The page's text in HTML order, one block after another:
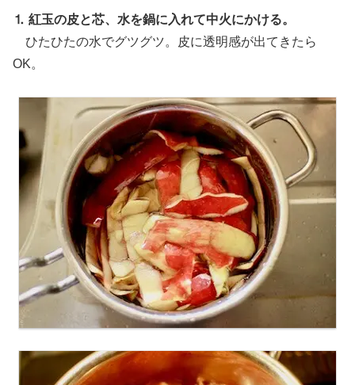
⒈ 紅玉の皮と芯、水を鍋に入れて中火にかける。
ひたひたの水でグツグツ。皮に透明感が出てきたら
OK。